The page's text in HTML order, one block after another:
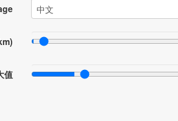
中文
值